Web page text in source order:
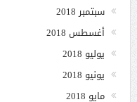
سبتمبر 2018
أغسطس 2018
يوليو 2018
يونيو 2018
مايو 2018